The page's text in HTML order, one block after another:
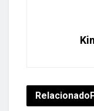
Relacionado